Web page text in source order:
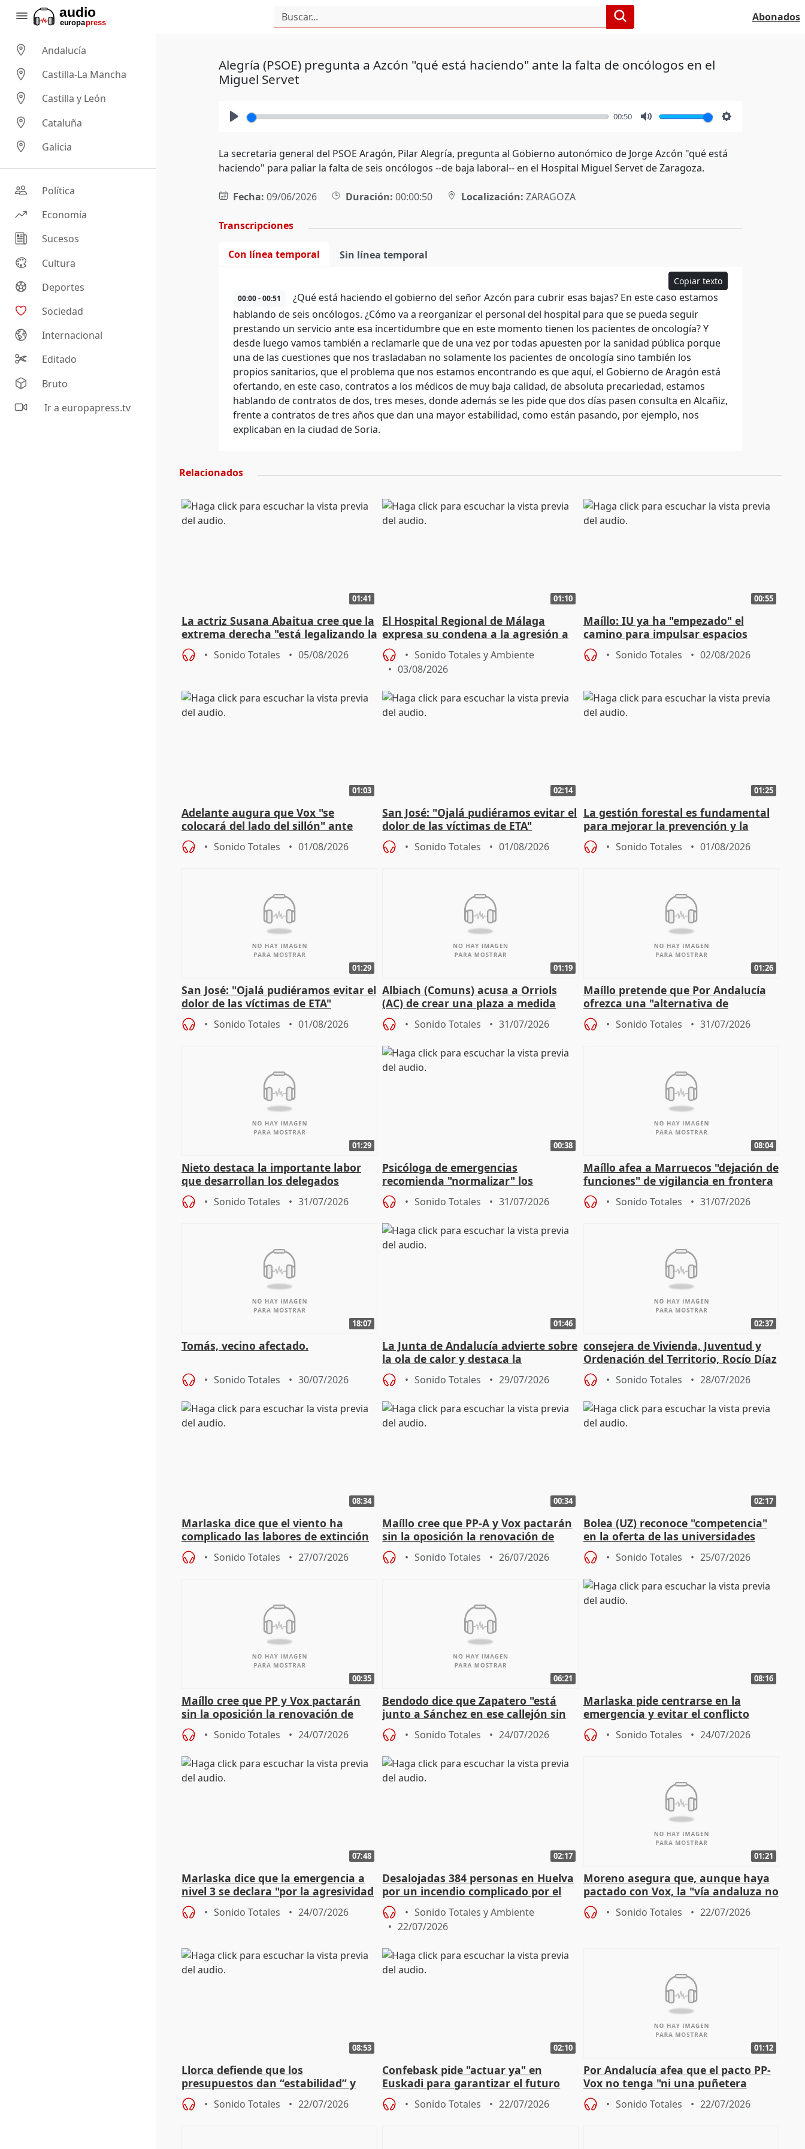
Abonados
Andalucía
Castilla-La Mancha
Castilla y León
Cataluña
Galicia
Política
Economía
Sucesos
Cultura
Deportes
Sociedad
Internacional
Editado
Bruto
Ir a europapress.tv
Alegría (PSOE) pregunta a Azcón "qué está haciendo" ante la falta de oncólogos en el
Miguel Servet
00:50
La secretaria general del PSOE Aragón, Pilar Alegría, pregunta al Gobierno autonómico de Jorge Azcón "qué está
haciendo" para paliar la falta de seis oncólogos --de baja laboral-- en el Hospital Miguel Servet de Zaragoza.
Fecha: 09/06/2026 Duración: 00:00:50 Localización: ZARAGOZA
Transcripciones
Con línea temporal Sin línea temporal
Copiar texto
00:00 - 00:51
¿Qué está haciendo el gobierno del señor Azcón para cubrir esas bajas? En este caso estamos
hablando de seis oncólogos. ¿Cómo va a reorganizar el personal del hospital para que se pueda seguir
prestando un servicio ante esa incertidumbre que en este momento tienen los pacientes de oncología? Y
desde luego vamos también a reclamarle que de una vez por todas apuesten por la sanidad pública porque
una de las cuestiones que nos trasladaban no solamente los pacientes de oncología sino también los
propios sanitarios, que el problema que nos estamos encontrando es que aquí, el Gobierno de Aragón está
ofertando, en este caso, contratos a los médicos de muy baja calidad, de absoluta precariedad, estamos
hablando de contratos de dos, tres meses, donde además se les pide que dos días pasen consulta en Alcañiz,
frente a contratos de tres años que dan una mayor estabilidad, como están pasando, por ejemplo, nos
explicaban en la ciudad de Soria.
Relacionados
01:41
La actriz Susana Abaitua cree que la
extrema derecha "está legalizando la
homofobia"
Sonido Totales 05/08/2026
01:10
El Hospital Regional de Málaga
expresa su condena a la agresión a
dos enfermeras de Urgencias
Sonido Totales y Ambiente
03/08/2026
00:55
Maíllo: IU ya ha "empezado" el
camino para impulsar espacios
unitarios para las municipales
Sonido Totales 02/08/2026
01:03
Adelante augura que Vox "se
colocará del lado del sillón" ante
iniciativas de la oposición
Sonido Totales 01/08/2026
02:14
San José: "Ojalá pudiéramos evitar el
dolor de las víctimas de ETA"
Sonido Totales 01/08/2026
01:25
La gestión forestal es fundamental
para mejorar la prevención y la
actuación frente a incendios
Sonido Totales 01/08/2026
01:29
San José: "Ojalá pudiéramos evitar el
dolor de las víctimas de ETA"
Sonido Totales 01/08/2026
01:19
Albiach (Comuns) acusa a Orriols
(AC) de crear una plaza a medida
para su hija en Ripoll (Girona)
Sonido Totales 31/07/2026
01:26
Maíllo pretende que Por Andalucía
ofrezca una "alternativa de
gobierno" con su labor de oposición
Sonido Totales 31/07/2026
01:29
Nieto destaca la importante labor
que desarrollan los delegados
territoriales de la Junta
Sonido Totales 31/07/2026
00:38
Psicóloga de emergencias
recomienda "normalizar" los
síntomas tras sufrir un incendio
Sonido Totales 31/07/2026
08:04
Maíllo afea a Marruecos "dejación de
funciones" de vigilancia en frontera
con Ceuta
Sonido Totales 31/07/2026
18:07
Tomás, vecino afectado.
Sonido Totales 30/07/2026
01:46
La Junta de Andalucía advierte sobre
la ola de calor y destaca la
importancia de la prevención
Sonido Totales 29/07/2026
02:37
consejera de Vivienda, Juventud y
Ordenación del Territorio, Rocío Díaz
Sonido Totales 28/07/2026
08:34
Marlaska dice que el viento ha
complicado las labores de extinción
durante la madrugada
Sonido Totales 27/07/2026
00:34
Maíllo cree que PP-A y Vox pactarán
sin la oposición la renovación de
órganos como el Defensor
Sonido Totales 26/07/2026
02:17
Bolea (UZ) reconoce "competencia"
en la oferta de las universidades
privadas
Sonido Totales 25/07/2026
00:35
Maíllo cree que PP y Vox pactarán
sin la oposición la renovación de
órganos como el Defensor
Sonido Totales 24/07/2026
06:21
Bendodo dice que Zapatero "está
junto a Sánchez en ese callejón sin
salida
Sonido Totales 24/07/2026
08:16
Marlaska pide centrarse en la
emergencia y evitar el conflicto
político
Sonido Totales 24/07/2026
07:48
Marlaska dice que la emergencia a
nivel 3 se declara "por la agresividad
de los incendios"
Sonido Totales 24/07/2026
02:17
Desalojadas 384 personas en Huelva
por un incendio complicado por el
viento
Sonido Totales y Ambiente
22/07/2026
01:21
Moreno asegura que, aunque haya
pactado con Vox, la "vía andaluza no
ha muerto" ni él va a "cambiar"
Sonido Totales 22/07/2026
08:53
Llorca defiende que los
presupuestos dan “estabilidad” y
dice que no ha hablado con Feijóo
Sonido Totales 22/07/2026
02:10
Confebask pide "actuar ya" en
Euskadi para garantizar el futuro
con un pacto de país
Sonido Totales 22/07/2026
01:12
Por Andalucía afea que el pacto PP-
Vox no tenga "ni una puñetera
medida" contra violencia machista
Sonido Totales 22/07/2026